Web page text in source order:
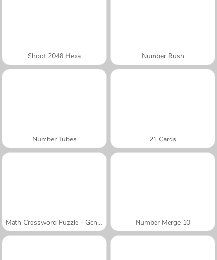
Shoot 2048 Hexa Number Rush
Number Tubes 21 Cards
Math Crossword Puzzle - Genius Edition Number Merge 10